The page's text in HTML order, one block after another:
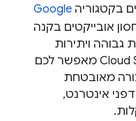
בקטגוריה Google
אובייקטים בקנה
גבוהה ויתירות
Cloud מאפשר לכם
מאובטחת
אינטרנט,